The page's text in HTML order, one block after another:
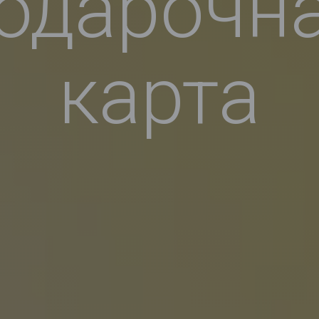
карта